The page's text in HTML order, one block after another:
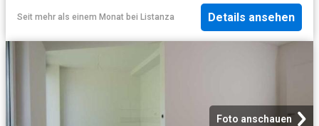
Seit mehr als einem Monat bei Listanza Details ansehen
Foto anschauen